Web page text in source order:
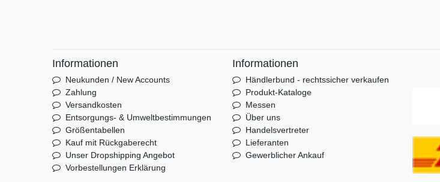
Informationen
Neukunden / New Accounts
Zahlung
Versandkosten
Entsorgungs- & Umweltbestimmungen
Größentabellen
Kauf mit Rückgaberecht
Unser Dropshipping Angebot
Vorbestellungen Erklärung
Informationen
Händlerbund - rechtssicher verkaufen
Produkt-Kataloge
Messen
Über uns
Handelsvertreter
Lieferanten
Gewerblicher Ankauf